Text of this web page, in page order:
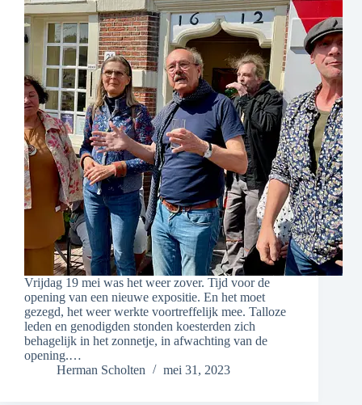
Vrijdag 19 mei was het weer zover. Tijd voor de
opening van een nieuwe expositie. En het moet
gezegd, het weer werkte voortreffelijk mee. Talloze
leden en genodigden stonden koesterden zich
behagelijk in het zonnetje, in afwachting van de
opening.…
Herman Scholten
mei 31, 2023